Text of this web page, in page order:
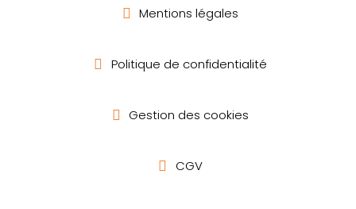
Mentions légales
Politique de confidentialité
Gestion des cookies
CGV